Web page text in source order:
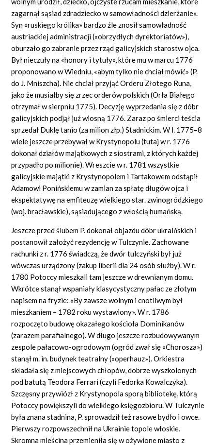
zagarnął sąsiad zdradziecko w samowładności dzierżanie».
Syn «ruskiego królika» bardzo źle znosił samowładność
austriackiej administracji («obrzydłych dyrektoriatów»),
oburzało go zabranie przez rząd galicyjskich starostw ojca.
Był nieczuły na «honory i tytuły», które mu w marcu 1776
proponowano w Wiedniu, «abym tylko nie chciał mówić» (P.
do J. Mniszcha). Nie chciał przyjąć Orderu Złotego Runa,
jako że musiałby się zrzec orderów polskich (Orła Białego
otrzymał w sierpniu 1775). Decyzję wyprzedania się z dóbr
galicyjskich podjął już wiosną 1776. Zaraz po śmierci teścia
sprzedał Duklę tanio (za milion złp.) Stadnickim. W l. 1775–8
wiele jeszcze przebywał w Krystynopolu (tutaj w r. 1776
dokonał działów majątkowych z siostrami, z których każdej
przypadło po milionie). Wreszcie w r. 1781 wszystkie
galicyjskie majątki z Krystynopolem i Tartakowem odstąpił
Adamowi Ponińskiemu w zamian za spłatę długów ojca i
ekspektatywę na emfiteuzę wielkiego star. zwinogródzkiego
(woj. bracławskie), sąsiadującego z włością humańską.
Jeszcze przed ślubem P. dokonał objazdu dóbr ukraińskich i
postanowił założyć rezydencję w Tulczynie. Zachowane
rachunki z r. 1776 świadczą, że dwór tulczyński był już
wówczas urządzony (zakup liberii dla 24 osób służby). W r.
1780 Potoccy mieszkali tam jeszcze w drewnianym domu.
Wkrótce stanął wspaniały klasycystyczny pałac ze złotym
napisem na fryzie: «By zawsze wolnym i cnotliwym był
mieszkaniem – 1782 roku wystawiony». W r. 1786
rozpoczęto budowę okazałego kościoła Dominikanów
(zarazem parafialnego). W długo jeszcze rozbudowywanym
zespole pałacowo-ogrodowym (ogród zwał się «Chorosza»)
stanął m. in. budynek teatralny («operhauz»). Orkiestra
składała się z miejscowych chłopów, dobrze wyszkolonych
pod batutą Teodora Ferrari (czyli Fedorka Kowalczyka).
Szczęsny przywiózł z Krystynopola sporą bibliotekę, którą
Potoccy powiększyli do wielkiego księgozbioru. W Tulczynie
była znana stadnina, P. sprowadził też rasowe bydło i owce.
Pierwszy rozpowszechnił na Ukrainie topole włoskie.
Skromna mieścina przemieniła się w ożywione miasto z